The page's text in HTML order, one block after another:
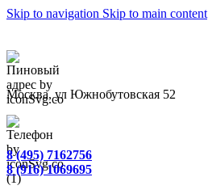
Skip to navigation Skip to main content
Москва, ул Южнобутовская 52
8 (495) 7162756
8 (916) 1069695